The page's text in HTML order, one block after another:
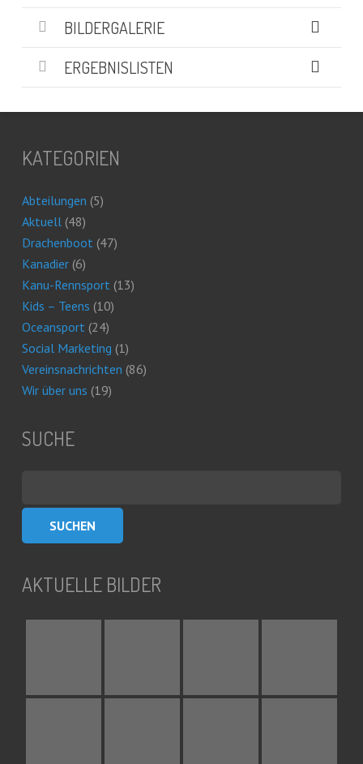
BILDERGALERIE
ERGEBNISLISTEN
KATEGORIEN
Abteilungen (5)
Aktuell(48)
Drachenboot(47)
Kanadier(6)
Kanu-Rennsport(13)
Kids – Teens (10)
Oceansport(24)
Social Marketing (1)
Vereinsnachrichten (86)
Wir über uns (19)
SUCHE
AKTUELLE BILDER